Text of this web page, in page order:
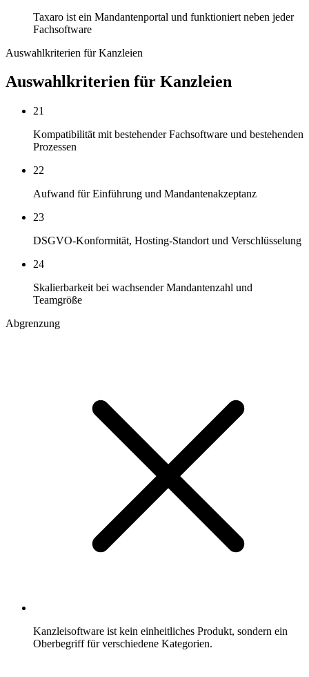
Taxaro ist ein Mandantenportal und funktioniert neben jeder
Fachsoftware
Auswahlkriterien für Kanzleien
Auswahlkriterien für Kanzleien
21
Kompatibilität mit bestehender Fachsoftware und bestehenden
Prozessen
22
Aufwand für Einführung und Mandantenakzeptanz
23
DSGVO-Konformität, Hosting-Standort und Verschlüsselung
24
Skalierbarkeit bei wachsender Mandantenzahl und
Teamgröße
Abgrenzung
Kanzleisoftware ist kein einheitliches Produkt, sondern ein
Oberbegriff für verschiedene Kategorien.